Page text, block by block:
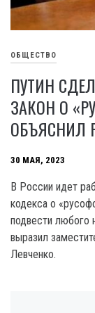
ОБЩЕСТВО
ПУТИН
ЗАКОН О
ОБЪЯСНИЛ
30 МАЯ, 2023
В России идет
кодекса о
подвести любого
выразил
Левченко.